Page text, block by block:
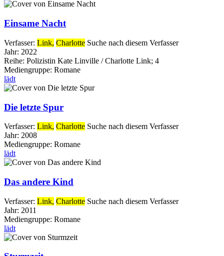
Einsame Nacht
Verfasser: Link, Charlotte Suche nach diesem Verfasser
Jahr: 2022
Reihe: Polizistin Kate Linville / Charlotte Link; 4
Mediengruppe: Romane
lädt
Die letzte Spur
Verfasser: Link, Charlotte Suche nach diesem Verfasser
Jahr: 2008
Mediengruppe: Romane
lädt
Das andere Kind
Verfasser: Link, Charlotte Suche nach diesem Verfasser
Jahr: 2011
Mediengruppe: Romane
lädt